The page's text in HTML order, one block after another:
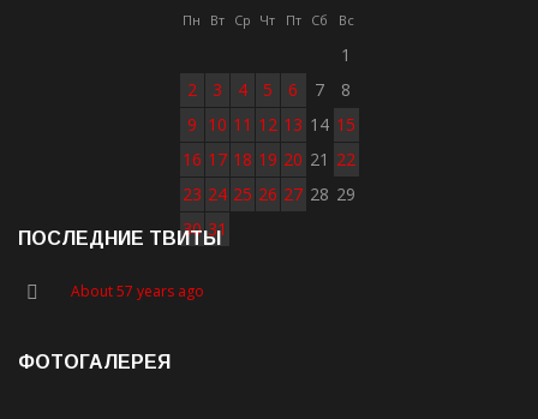
Пн Вт Ср Чт Пт Сб Вс
1
2
3 4 5 6 7
8
9 10 11 12 13 14 15
16 17 18 19 20 21 22
23 24 25 26 27 28 29
30 31
ПОСЛЕДНИЕ ТВИТЫ
About 57 years ago
ФОТОГАЛЕРЕЯ